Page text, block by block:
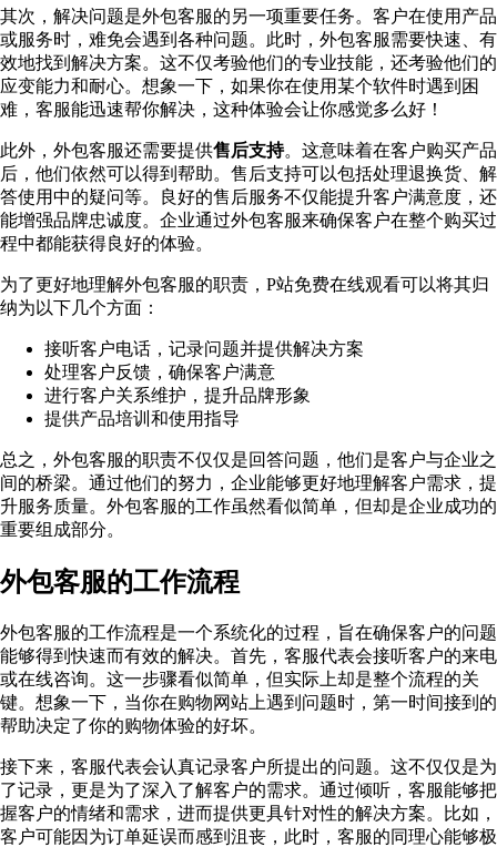
其次，解决问题是外包客服的另一项重要任务。客户在使用产品
或服务时，难免会遇到各种问题。此时，外包客服需要快速、有
效地找到解决方案。这不仅考验他们的专业技能，还考验他们的
应变能力和耐心。想象一下，如果你在使用某个软件时遇到困
难，客服能迅速帮你解决，这种体验会让你感觉多么好！
此外，外包客服还需要提供售后支持。这意味着在客户购买产品
后，他们依然可以得到帮助。售后支持可以包括处理退换货、解
答使用中的疑问等。良好的售后服务不仅能提升客户满意度，还
能增强品牌忠诚度。企业通过外包客服来确保客户在整个购买过
程中都能获得良好的体验。
为了更好地理解外包客服的职责，P站免费在线观看可以将其归
纳为以下几个方面：
接听客户电话，记录问题并提供解决方案
处理客户反馈，确保客户满意
进行客户关系维护，提升品牌形象
提供产品培训和使用指导
总之，外包客服的职责不仅仅是回答问题，他们是客户与企业之
间的桥梁。通过他们的努力，企业能够更好地理解客户需求，提
升服务质量。外包客服的工作虽然看似简单，但却是企业成功的
重要组成部分。
外包客服的工作流程
外包客服的工作流程是一个系统化的过程，旨在确保客户的问题
能够得到快速而有效的解决。首先，客服代表会接听客户的来电
或在线咨询。这一步骤看似简单，但实际上却是整个流程的关
键。想象一下，当你在购物网站上遇到问题时，第一时间接到的
帮助决定了你的购物体验的好坏。
接下来，客服代表会认真记录客户所提出的问题。这不仅仅是为
了记录，更是为了深入了解客户的需求。通过倾听，客服能够把
握客户的情绪和需求，进而提供更具针对性的解决方案。比如，
客户可能因为订单延误而感到沮丧，此时，客服的同理心能够极